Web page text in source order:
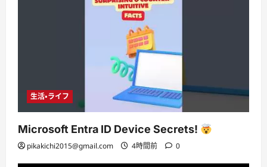
生活・ライフ
Microsoft Entra ID Device Secrets!
pikakichi2015@gmail.com 4時間前 0